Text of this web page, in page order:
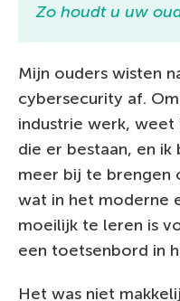
Zo houdt u uw
Mijn ouders wisten
cybersecurity af.
industrie werk, weet
die er bestaan, en
meer bij te brengen
wat in het moderne
moeilijk te leren is
een toetsenbord in
Het was niet